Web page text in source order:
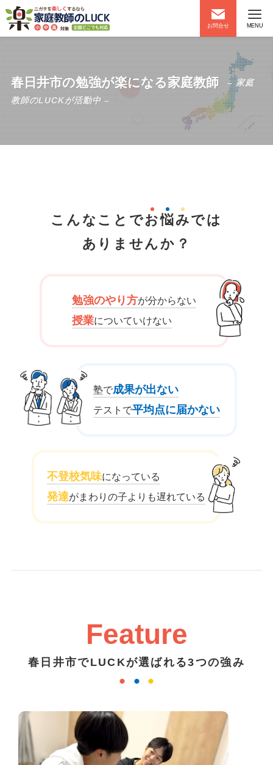
お問合せ MENU
春日井市の勉強が楽になる家庭教師
– 家庭
教師のLUCKが活動中 –
こんなことでお悩みでは
ありませんか？
勉強のやり方が分からない
授業についていけない
塾で成果が出ない
テストで平均点に届かない
不登校気味になっている
発達がまわりの子よりも遅れている
Feature
春日井市でLUCKが選ばれる3つの強み